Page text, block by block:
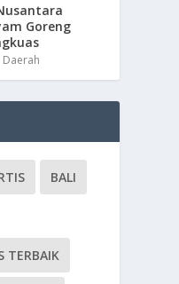
Goreng
Daerah
BALI
TERBAIK